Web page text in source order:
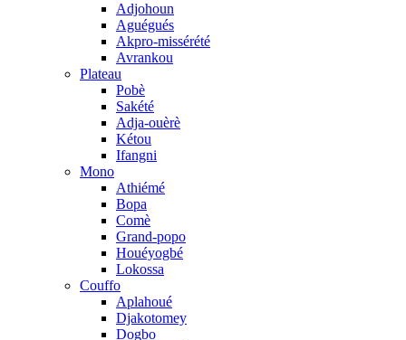
Adjohoun
Aguégués
Akpro-missérété
Avrankou
Plateau
Pobè
Sakété
Adja-ouèrè
Kétou
Ifangni
Mono
Athiémé
Bopa
Comè
Grand-popo
Houéyogbé
Lokossa
Couffo
Aplahoué
Djakotomey
Dogbo